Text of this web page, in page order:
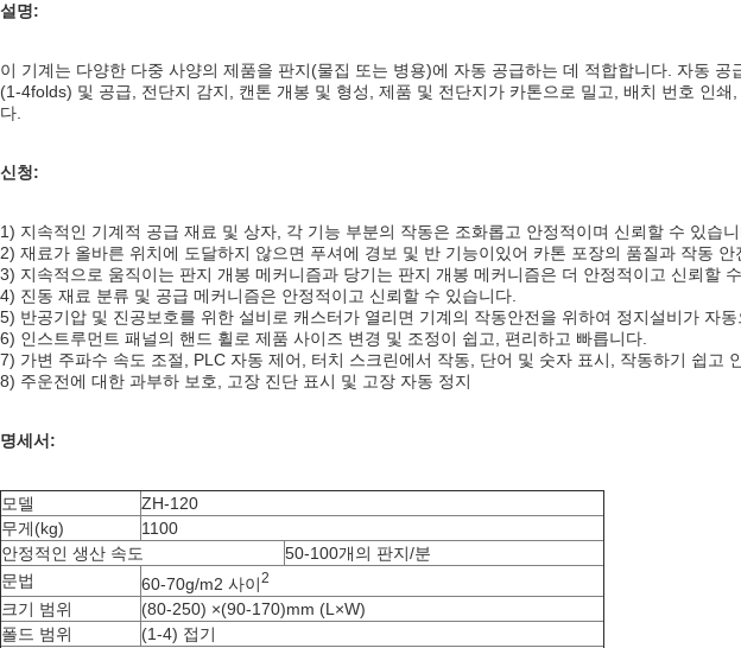
설명:
이 기계는 다양한 다중 사양의 제품을 판지(물집 또는 ​​병용)에 자동 공급하는 데 적합합니다. 자동
(1-4folds) 및 공급, 전단지 감지, 캔톤 개봉 및 형성, 제품 및 전단지가 카톤으로 밀고, 배치 번호 인
다.
신청:
1) 지속적인 기계적 공급 재료 및 상자, 각 기능 부분의 작동은 조화롭고 안정적이며 신뢰할 수 있습니
2) 재료가 올바른 위치에 도달하지 않으면 푸셔에 경보 및 반 기능이있어 카톤 포장의 품질과 작동 안
3) 지속적으로 움직이는 판지 개봉 메커니즘과 당기는 판지 개봉 메커니즘은 더 안정적이고 신뢰할
4) 진동 재료 분류 및 공급 메커니즘은 안정적이고 신뢰할 수 있습니다.
5) 반공기압 및 진공보호를 위한 설비로 캐스터가 열리면 기계의 작동안전을 위하여 정지설비가 자동
6) 인스트루먼트 패널의 핸드 휠로 제품 사이즈 변경 및 조정이 쉽고, 편리하고 빠릅니다.
7) 가변 주파수 속도 조절, PLC 자동 제어, 터치 스크린에서 작동, 단어 및 숫자 표시, 작동하기 쉽고
8) 주운전에 대한 과부하 보호, 고장 진단 표시 및 고장 자동 정지
명세서:
모델
ZH-120
무게(kg)
1100
안정적인 생산 속도
50-100개의 판지/분
문법
60-70g/m2 사이2
크기 범위
(80-250) ×(90-170)mm (L×W)
폴드 범위
(1-4) 접기